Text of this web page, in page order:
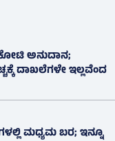
ಅನುದಾನ;
ದಾಖಲೆಗಳೇ ಇಲ್ಲವೆಂದ
ಮಧ್ಯಮ ಬರ; ಇನ್ನೂ